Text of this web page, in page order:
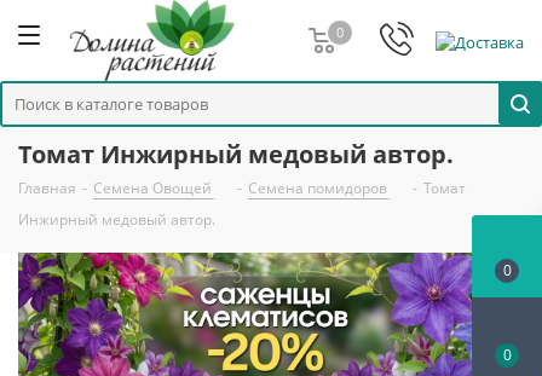
0
Томат Инжирный медовый автор.
Главная - Семена Овощей - Семена помидоров - Томат
Инжирный медовый автор.
0
0